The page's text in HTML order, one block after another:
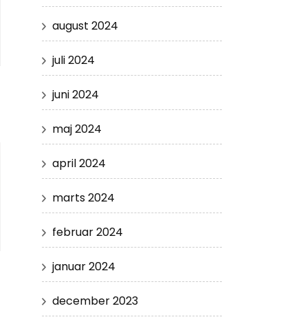
august 2024
juli 2024
juni 2024
maj 2024
april 2024
marts 2024
februar 2024
januar 2024
december 2023